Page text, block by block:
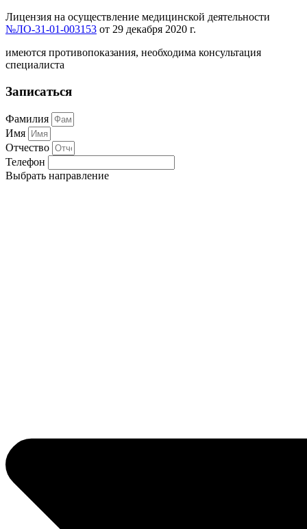
Лицензия на осуществление медицинской деятельности
№ЛО-31-01-003153 от 29 декабря 2020 г.
имеются противопоказания, необходима консультация
специалиста
Записаться
Фамилия
Имя
Отчество
Телефон
Выбрать направление